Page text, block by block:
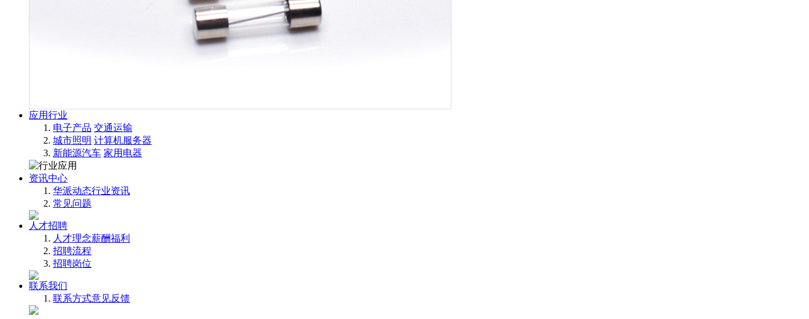
应用行业
电子产品 交通运输
城市照明 计算机服务器
新能源汽车 家用电器
资讯中心
华派动态行业资讯
常见问题
人才招聘
人才理念薪酬福利
招聘流程
招聘岗位
联系我们
联系方式意见反馈